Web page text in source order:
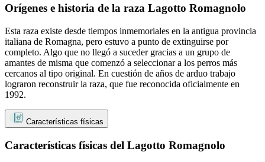
Orígenes e historia de la raza Lagotto Romagnolo
Esta raza existe desde tiempos inmemoriales en la antigua provincia
italiana de Romagna, pero estuvo a punto de extinguirse por
completo. Algo que no llegó a suceder gracias a un grupo de
amantes de misma que comenzó a seleccionar a los perros más
cercanos al tipo original. En cuestión de años de arduo trabajo
lograron reconstruir la raza, que fue reconocida oficialmente en
1992.
Características físicas
Características físicas del Lagotto Romagnolo